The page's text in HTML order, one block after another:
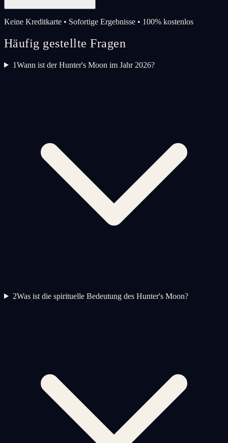
Keine Kreditkarte • Sofortige Ergebnisse • 100% kostenlos
Häufig gestellte Fragen
1Wann ist der Hunter's Moon im Jahr 2026?
2Was ist die spirituelle Bedeutung des Hunter's Moon?